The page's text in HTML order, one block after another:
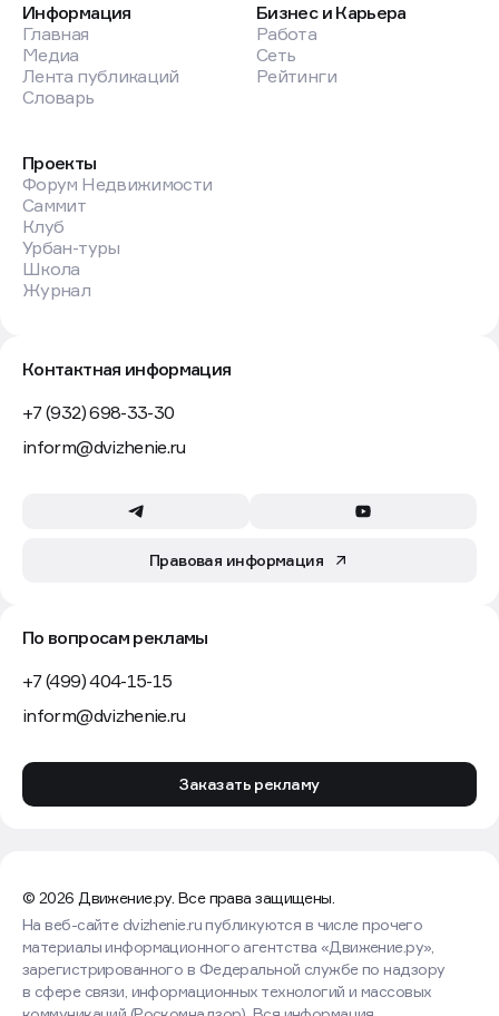
Информация
Главная
Медиа
Лента публикаций
Словарь
Бизнес и Карьера
Работа
Сеть
Рейтинги
Проекты
Форум Недвижимости
Саммит
Клуб
Урбан-туры
Школа
Журнал
Контактная информация
+7 (932) 698-33-30
inform@dvizhenie.ru
Правовая информация
По вопросам рекламы
+7 (499) 404-15-15
inform@dvizhenie.ru
Заказать рекламу
© 2026 Движение.ру. Все права защищены.
На веб-сайте dvizhenie.ru публикуются в числе прочего
материалы информационного агентства «Движение.ру»,
зарегистрированного в Федеральной службе по надзору
в сфере связи, информационных технологий и массовых